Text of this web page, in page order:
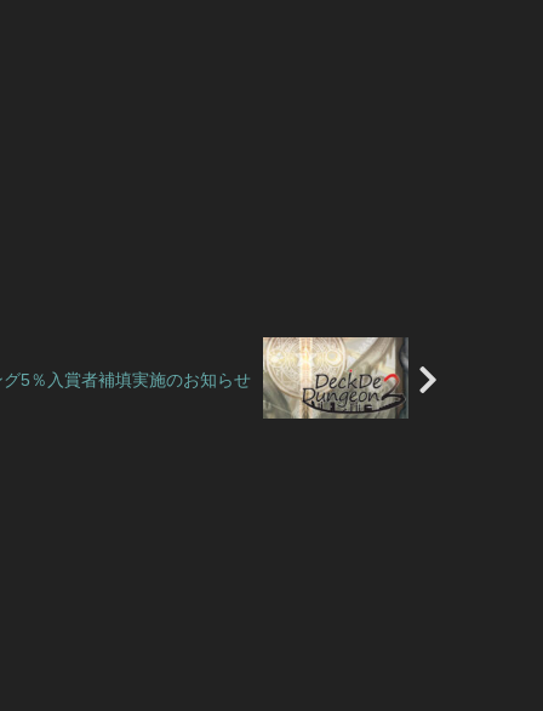
5％入賞者補填実施のお知らせ